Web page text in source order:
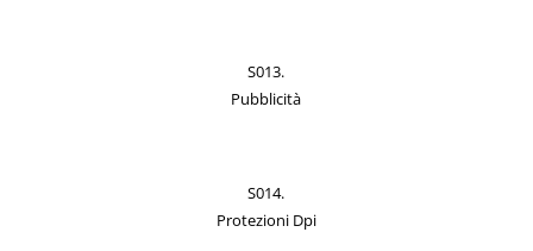
S013.
Pubblicità
S014.
Protezioni Dpi